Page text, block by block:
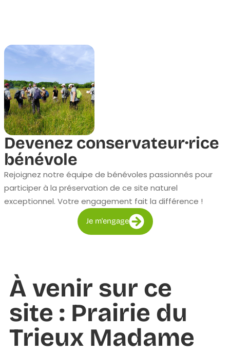
Devenez conservateur·rice
bénévole
Rejoignez notre équipe de bénévoles passionnés pour
participer à la préservation de ce site naturel
exceptionnel. Votre engagement fait la différence !
Je m'engage
À venir sur ce
site : Prairie du
Trieux Madame